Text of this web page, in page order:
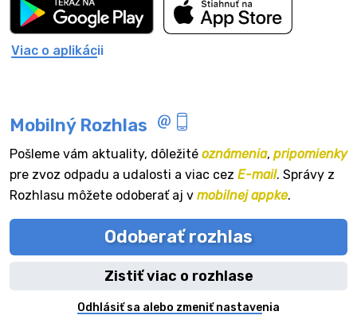
Viac o aplikácii
Mobilný Rozhlas
Pošleme vám aktuality, dôležité oznámenia, pripomienky
pre zvoz odpadu a udalosti a viac cez E-mail. Správy z
Rozhlasu môžete odoberať aj v mobilnej appke.
Odoberať rozhlas
Zistiť viac o rozhlase
Odhlásiť sa alebo zmeniť nastavenia